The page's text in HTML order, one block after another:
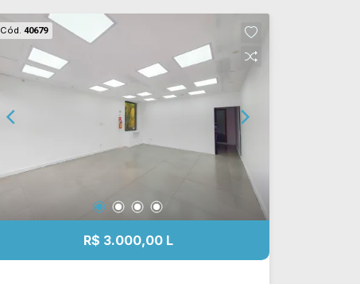
Cód. 40679
R$ 3.000,00 L